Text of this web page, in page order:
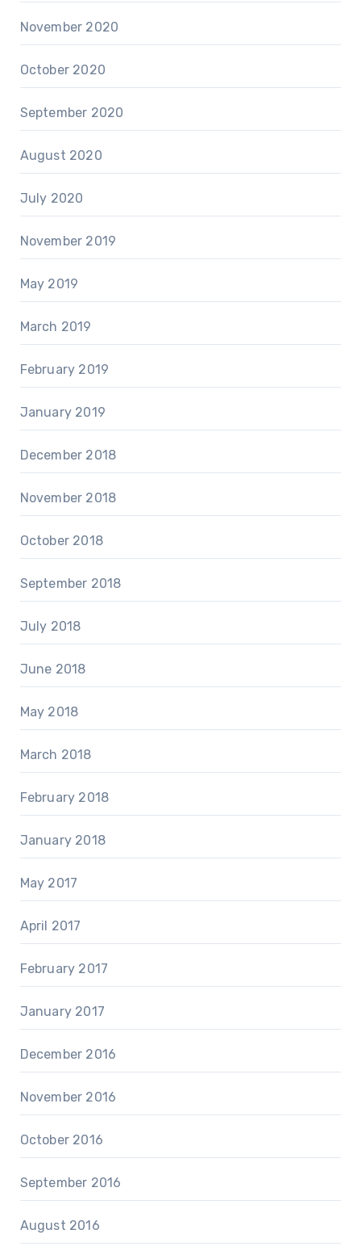
November 2020
October 2020
September 2020
August 2020
July 2020
November 2019
May 2019
March 2019
February 2019
January 2019
December 2018
November 2018
October 2018
September 2018
July 2018
June 2018
May 2018
March 2018
February 2018
January 2018
May 2017
April 2017
February 2017
January 2017
December 2016
November 2016
October 2016
September 2016
August 2016